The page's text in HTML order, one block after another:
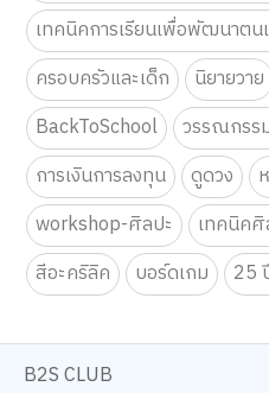
เทคนิคการเรียนเพื่อพัฒนาตน
ครอบครัวและเด็ก
นิยายวาย
BackToSchool
วรรณกรร
การเงินการลงทุน
ดูดวง
workshop-ศิลปะ
เทคนิคศิ
สีอะคริลิค
บอร์ดเกม 25
B2S CLUB